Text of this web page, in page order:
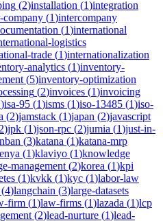
(2)installation (1)integration
company (1)intercompany
(1)international
logistics
trade (1)internationalization
analytics (1)inventory-
(5)inventory-optimization
(2)invoices (1)invoicing
)isa-95 (1)isms (1)iso-13485 (1)iso-
(2)jamstack (1)japan (2)javascript
2)jpk (1)json-rpc (2)jumia (1)just-in-
(3)katana (1)katana-mrp
(1)klaviyo (1)knowledge
management (2)korea (1)kpi
(1)kvkk (1)kyc (1)labor-law
(4)langchain (3)large-datasets
firm (1)law-firms (1)lazada (1)lcp
(2)lead-nurture (1)lead-